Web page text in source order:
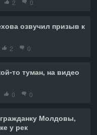
2 0
озвучил призыв к
2 0
то туман, на видео
0 0
Молдовы,
у рек